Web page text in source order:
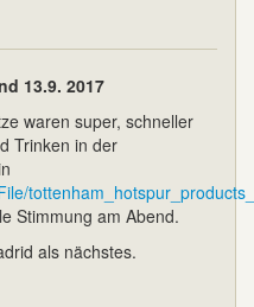
13.9. 2017
waren super, schneller
Trinken in der
Stimmung am Abend.
als nächstes.